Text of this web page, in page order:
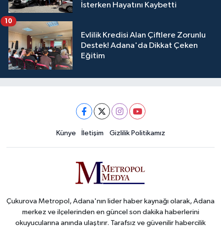
İsterken Hayatını Kaybetti
Evlilik Kredisi Alan Çiftlere Zorunlu
Destek! Adana'da Dikkat Çeken
Eğitim
10
Künye İletişim Gizlilik Politikamız
Çukurova Metropol, Adana'nın lider haber kaynağı olarak, Adana
merkez ve ilçelerinden en güncel son dakika haberlerini
okuyucularına anında ulaştırır. Tarafsız ve güvenilir habercilik